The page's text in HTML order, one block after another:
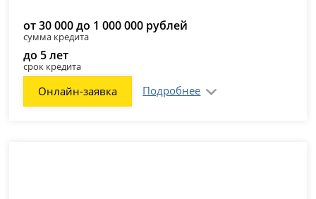
от 30 000 до 1 000 000 рублей
сумма кредита
до 5 лет
срок кредита
Онлайн-заявка Подробнее